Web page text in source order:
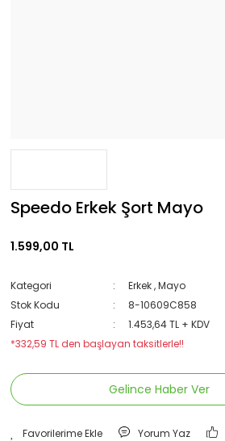
Speedo Erkek Şort Mayo
1.599,00 TL
Kategori Erkek ,Mayo
Stok Kodu
8-10609C858
Fiyat
1.453,64 TL + KDV
*332,59 TL den başlayan taksitlerle!!
Gelince Haber Ver
Yorum Yaz